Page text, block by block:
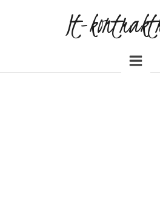
It-